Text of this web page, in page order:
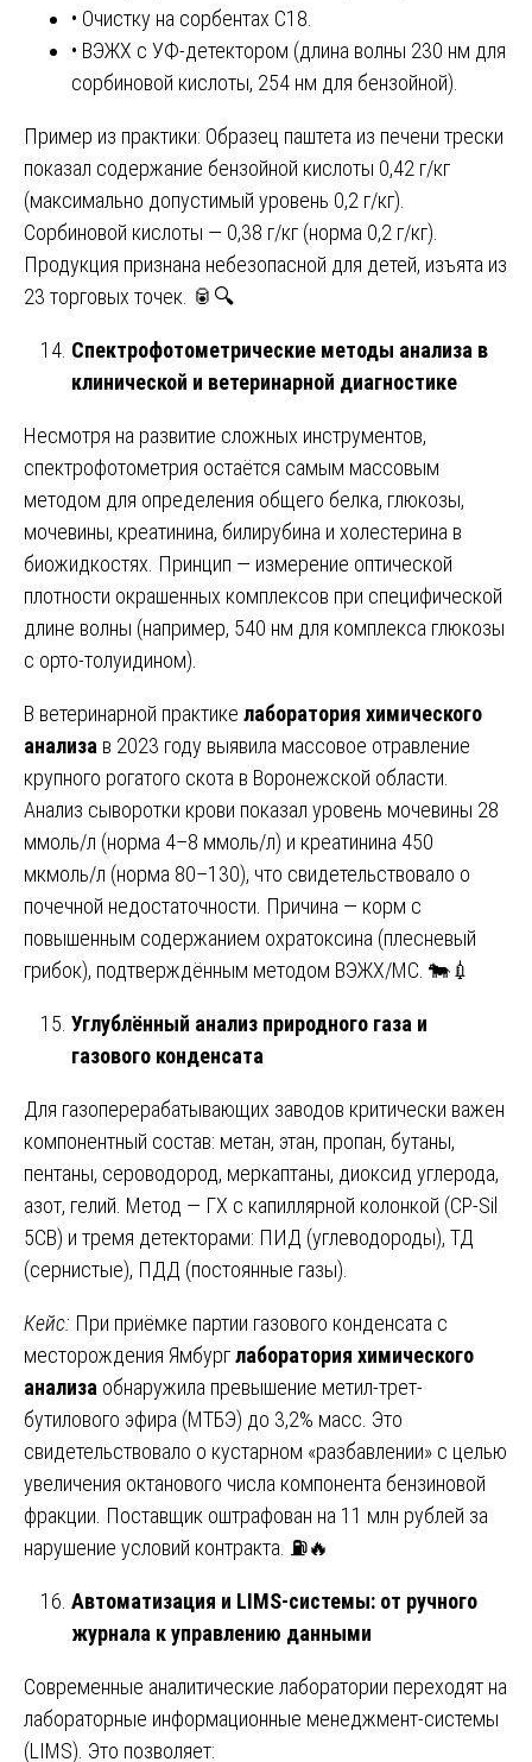
• Очистку на сорбентах С18.
• ВЭЖХ с УФ-детектором (длина волны 230 нм для
сорбиновой кислоты, 254 нм для бензойной).
Пример из практики: Образец паштета из печени трески
показал содержание бензойной кислоты 0,42 г/кг
(максимально допустимый уровень 0,2 г/кг).
Сорбиновой кислоты — 0,38 г/кг (норма 0,2 г/кг).
Продукция признана небезопасной для детей, изъята из
23 торговых точек. 🥫🔍
Спектрофотометрические методы анализа в
клинической и ветеринарной диагностике
Несмотря на развитие сложных инструментов,
спектрофотометрия остаётся самым массовым
методом для определения общего белка, глюкозы,
мочевины, креатинина, билирубина и холестерина в
биожидкостях. Принцип — измерение оптической
плотности окрашенных комплексов при специфической
длине волны (например, 540 нм для комплекса глюкозы
с орто-толуидином).
В ветеринарной практике лаборатория химического
анализа в 2023 году выявила массовое отравление
крупного рогатого скота в Воронежской области.
Анализ сыворотки крови показал уровень мочевины 28
ммоль/л (норма 4–8 ммоль/л) и креатинина 450
мкмоль/л (норма 80–130), что свидетельствовало о
почечной недостаточности. Причина — корм с
повышенным содержанием охратоксина (плесневый
грибок), подтверждённым методом ВЭЖХ/МС. 🐄💉
Углублённый анализ природного газа и
газового конденсата
Для газоперерабатывающих заводов критически важен
компонентный состав: метан, этан, пропан, бутаны,
пентаны, сероводород, меркаптаны, диоксид углерода,
азот, гелий. Метод — ГХ с капиллярной колонкой (CP-Sil
5CB) и тремя детекторами: ПИД (углеводороды), ТД
(сернистые), ПДД (постоянные газы).
Кейс: При приёмке партии газового конденсата с
месторождения Ямбурглаборатория химического
анализа обнаружила превышение метил-трет-
бутилового эфира (МТБЭ) до 3,2% масс. Это
свидетельствовало о кустарном «разбавлении» с целью
увеличения октанового числа компонента бензиновой
фракции. Поставщик оштрафован на 11 млн рублей за
нарушение условий контракта. ⛽🔥
Автоматизация и LIMS-системы: от ручного
журнала к управлению данными
Современные аналитические лаборатории переходят на
лабораторные информационные менеджмент-системы
(LIMS). Это позволяет: